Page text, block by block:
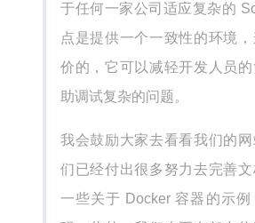
于任何一家公司适应复杂的
点是提供一个一致性的环境
价的，它可以减轻开发人员
助调试复杂的问题。
我会鼓励大家去看看我们的
们已经付出很多努力去完善
一些关于 Docker 容器的示